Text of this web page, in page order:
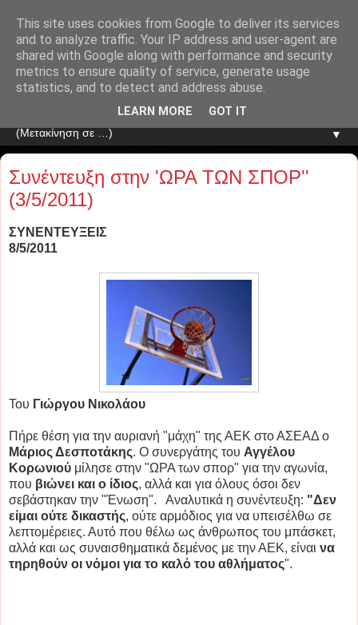
▼
Συνέντευξη στην 'ΩΡΑ ΤΩΝ ΣΠΟΡ''
(3/5/2011)
ΣΥΝΕΝΤΕΥΞΕΙΣ
8/5/2011
Του Γιώργου Νικολάου
Πήρε θέση για την αυριανή "μάχη" της ΑΕΚ στο ΑΣΕΑΔ ο
Μάριος Δεσποτάκης. Ο συνεργάτης του Αγγέλου
Κορωνιού μίλησε στην "ΩΡΑ των σπορ" για την αγωνία,
που βιώνει και ο ίδιος, αλλά και για όλους όσοι δεν
σεβάστηκαν την "Ένωση". Αναλυτικά η συνέντευξη: "Δεν
είμαι ούτε δικαστής, ούτε αρμόδιος για να υπεισέλθω σε
λεπτομέρειες. Αυτό που θέλω ως άνθρωπος του μπάσκετ,
αλλά και ως συναισθηματικά δεμένος με την ΑΕΚ, είναι να
τηρηθούν οι νόμοι για το καλό του αθλήματος".
This site uses cookies from Google to deliver its services
and to analyze traffic. Your IP address and user-agent are
shared with Google along with performance and security
metrics to ensure quality of service, generate usage
statistics, and to detect and address abuse.
LEARN MORE GOT IT